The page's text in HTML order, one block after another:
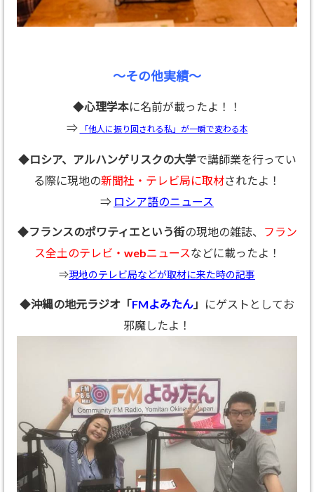
～その他実績～
◆心理学本に名前が載ったよ！！
⇒
「他人に振り回される私」が一瞬で変わる本
◆ロシア、アルハンゲリスクの大学で講師業を行ってい
る際に現地の新聞社・テレビ局に取材されたよ！
⇒ ロシア語のニュース
◆フランスのポワティエという街の現地の雑誌、
フラン
ス全土のテレビ・webニュース などに載ったよ！
⇒現地のテレビ局などが取材に来た時の記事
◆沖縄の地元ラジオ「FMよみたん 」
にゲストとしてお
邪魔したよ！